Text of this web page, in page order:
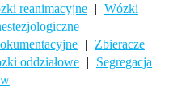
reanimacyjne | Wózki
|
Zbieracze
oddziałowe |
Segregacja